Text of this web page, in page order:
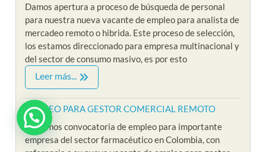
Damos apertura a proceso de búsqueda de personal
para nuestra nueva vacante de empleo para analista de
mercadeo remoto o hibrida. Este proceso de selección,
los estamos direccionado para empresa multinacional y
del sector de consumo masivo, es por esto
Leer más...
EMPLEO PARA GESTOR COMERCIAL REMOTO
Iniciamos convocatoria de empleo para importante
empresa del sector farmacéutico en Colombia, con